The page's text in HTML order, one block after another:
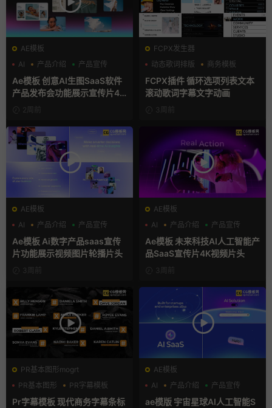
AE模板
AI
产品介绍 产品宣传
Ae模板 创意AI生图SaaS软件
产品发布会功能展示宣传片4K
片头2周前
FCPX发生器
动态歌词排版
商务模板
字幕模板
FCPX插件 循环选项列表文本
滚动歌词字幕文字动画
3周前
AE模板
AI
产品介绍 产品宣传
Ae模板 Ai数字产品saas宣传
片功能展示视频图片轮播片头
3周前
AE模板
AI
产品介绍 产品宣传
Ae模板 未来科技AI人工智能产
品SaaS宣传片4K视频片头
3周前
PR基本图形mogrt
PR基本图形
PR字幕模板
商务模板
Pr字幕模板 现代商务字幕条标
AE模板
AI
产品介绍 产品宣传
ae模版 宇宙星球AI人工智能S